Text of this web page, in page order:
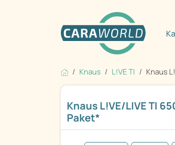
Knaus L!VE TI Knaus
Knaus L!VE/LIVE TI
Paket*